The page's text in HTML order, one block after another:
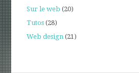
Sur le web (20)
Tutos (28)
Web design (21)